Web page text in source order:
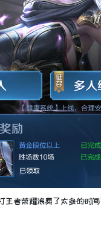
者荣耀浪费了太多的时